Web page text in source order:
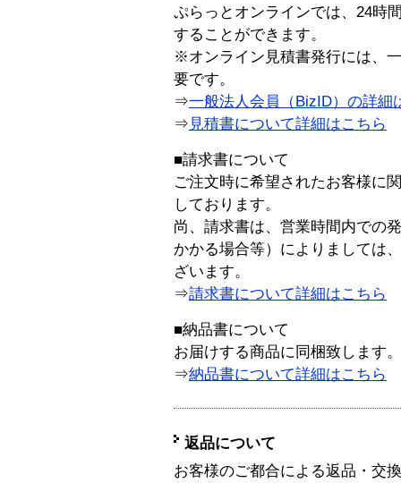
ぷらっとオンラインでは、24時
することができます。
※オンライン見積書発行には、
要です。
⇒一般法人会員（BizID）の詳細
⇒ 見積書について詳細はこちら
■請求書について
ご注文時に希望されたお客様に
しております。
尚、請求書は、営業時間内での
かかる場合等）によりましては
ざいます。
⇒請求書について詳細はこちら
■納品書について
お届けする商品に同梱致します。
⇒納品書について詳細はこちら
返品について
お客様のご都合による返品・交